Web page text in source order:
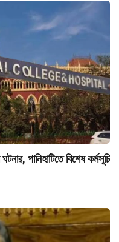
পানিহাটিতে বিশেষ কর্মসূচি